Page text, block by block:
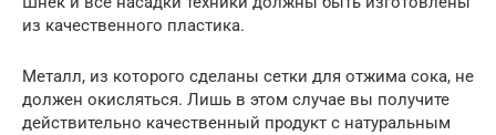
из качественного пластика.
Металл, из которого сделаны сетки для отжима сока, не
должен окисляться. Лишь в этом случае вы получите
действительно качественный продукт с натуральным